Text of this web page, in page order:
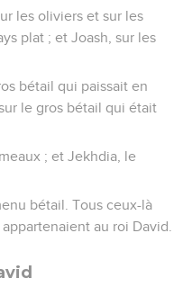
les oliviers et sur les
plat ; et Joash, sur les
bétail qui paissait en
le gros bétail qui était
; et Jekhdia, le
bétail. Tous ceux-là
au roi David.